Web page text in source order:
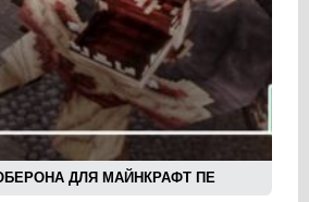
ДЛЯ МАЙНКРАФТ ПЕ